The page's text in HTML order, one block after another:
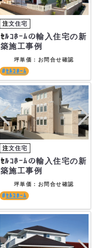
ｾﾙｺﾎｰﾑの輸入住宅の新
築施工事例
坪単価：お問合せ確認
ｾﾙｺﾎｰﾑ
ｾﾙｺﾎｰﾑの輸入住宅の新
築施工事例
坪単価：お問合せ確認
ｾﾙｺﾎｰﾑ